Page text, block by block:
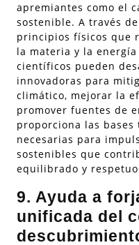
apremiantes como el
sostenible. A través
principios físicos que
la materia y la
científicos pueden
innovadoras para
climático, mejorar la
promover fuentes de
proporciona las bases
necesarias para
sostenibles que
equilibrado y
9. Ayuda a
unificada del